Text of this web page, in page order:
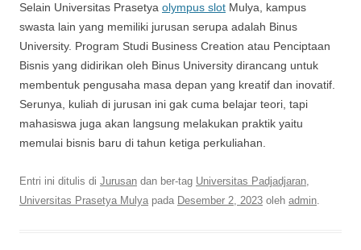
Selain Universitas Prasetya olympus slot Mulya, kampus
swasta lain yang memiliki jurusan serupa adalah Binus
University. Program Studi Business Creation atau Penciptaan
Bisnis yang didirikan oleh Binus University dirancang untuk
membentuk pengusaha masa depan yang kreatif dan inovatif.
Serunya, kuliah di jurusan ini gak cuma belajar teori, tapi
mahasiswa juga akan langsung melakukan praktik yaitu
memulai bisnis baru di tahun ketiga perkuliahan.
Entri ini ditulis di Jurusan dan ber-tag Universitas Padjadjaran,
Universitas Prasetya Mulya pada Desember 2, 2023 oleh admin.